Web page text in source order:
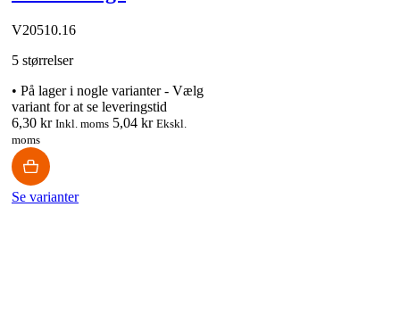
V20510.16
5 størrelser
• På lager i nogle varianter - Vælg
variant for at se leveringstid
6,30 kr Inkl. moms 5,04 kr Ekskl.
moms
Se varianter